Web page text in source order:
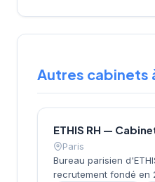
Autres cabinets
Paris
Bureau parisien
recrutement fondé en